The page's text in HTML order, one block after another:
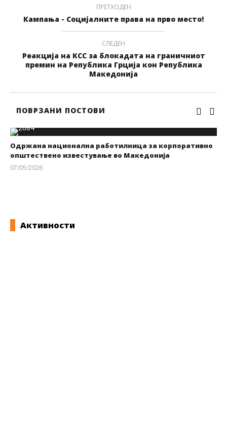
ПРЕТХОДЕН
Кампања - Социјалните права на прво место!
СЛЕДЕН
Реакција на КСС за блокадата на граничниот
премин на Република Грција кон Република
Македонија
ПОВРЗАНИ ПОСТОВИ
Одржана национална работилница за корпоративно
општествено известување во Македонија
07/05/2026
Активности